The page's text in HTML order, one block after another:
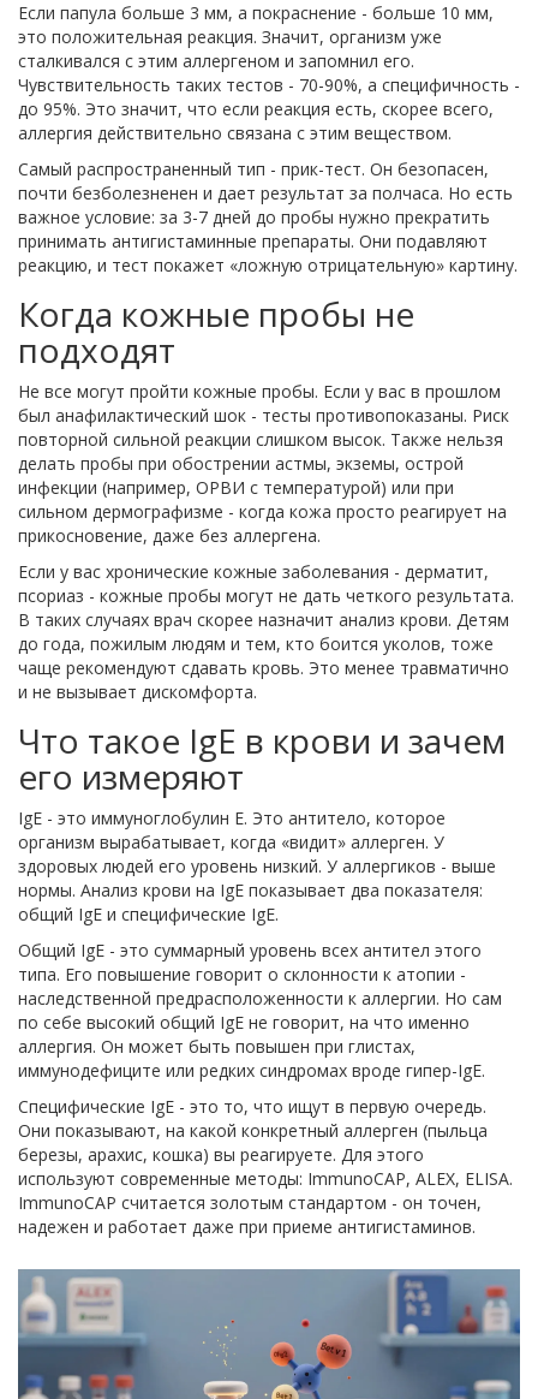
Если папула больше 3 мм, а покраснение - больше 10 мм,
это положительная реакция. Значит, организм уже
сталкивался с этим аллергеном и запомнил его.
Чувствительность таких тестов - 70-90%, а специфичность -
до 95%. Это значит, что если реакция есть, скорее всего,
аллергия действительно связана с этим веществом.
Самый распространенный тип - прик-тест. Он безопасен,
почти безболезненен и дает результат за полчаса. Но есть
важное условие: за 3-7 дней до пробы нужно прекратить
принимать антигистаминные препараты. Они подавляют
реакцию, и тест покажет «ложную отрицательную» картину.
Когда кожные пробы не
подходят
Не все могут пройти кожные пробы. Если у вас в прошлом
был анафилактический шок - тесты противопоказаны. Риск
повторной сильной реакции слишком высок. Также нельзя
делать пробы при обострении астмы, экземы, острой
инфекции (например, ОРВИ с температурой) или при
сильном дермографизме - когда кожа просто реагирует на
прикосновение, даже без аллергена.
Если у вас хронические кожные заболевания - дерматит,
псориаз - кожные пробы могут не дать четкого результата.
В таких случаях врач скорее назначит анализ крови. Детям
до года, пожилым людям и тем, кто боится уколов, тоже
чаще рекомендуют сдавать кровь. Это менее травматично
и не вызывает дискомфорта.
Что такое IgE в крови и зачем
его измеряют
IgE - это иммуноглобулин E. Это антитело, которое
организм вырабатывает, когда «видит» аллерген. У
здоровых людей его уровень низкий. У аллергиков - выше
нормы. Анализ крови на IgE показывает два показателя:
общий IgE и специфические IgE.
Общий IgE - это суммарный уровень всех антител этого
типа. Его повышение говорит о склонности к атопии -
наследственной предрасположенности к аллергии. Но сам
по себе высокий общий IgE не говорит, на что именно
аллергия. Он может быть повышен при глистах,
иммунодефиците или редких синдромах вроде гипер-IgE.
Специфические IgE - это то, что ищут в первую очередь.
Они показывают, на какой конкретный аллерген (пыльца
березы, арахис, кошка) вы реагируете. Для этого
используют современные методы: ImmunoCAP, ALEX, ELISA.
ImmunoCAP считается золотым стандартом - он точен,
надежен и работает даже при приеме антигистаминов.